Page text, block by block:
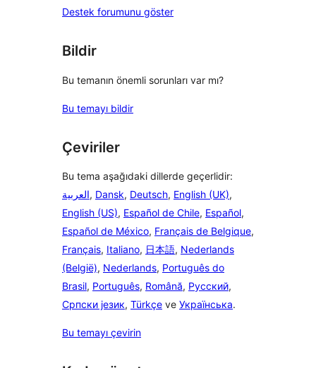
Destek forumunu göster
Bildir
Bu temanın önemli sorunları var mı?
Bu temayı bildir
Çeviriler
Bu tema aşağıdaki dillerde geçerlidir:
العربية, Dansk, Deutsch, English (UK),
English (US), Español de Chile, Español,
Español de México, Français de Belgique,
Français, Italiano, 日本語, Nederlands
(België), Nederlands, Português do
Brasil, Português, Română, Русский,
Српски језик, Türkçe ve Українська.
Bu temayı çevirin